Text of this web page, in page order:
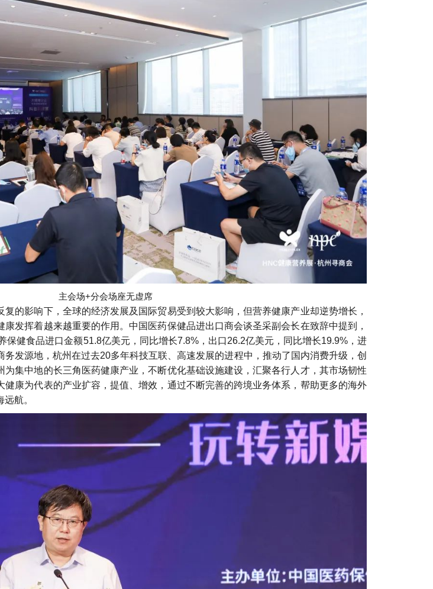
主会场+分会场座无虚席
的影响下，全球的经济发展及国际贸易受到较大影响，但营养健康产业却逆势增长，
发挥着越来越重要的作用。中国医药保健品进出口商会谈圣采副会长在致辞中提到，
保健食品进口金额51.8亿美元，同比增长7.8%，出口26.2亿美元，同比增长19.9%，进
发源地，杭州在过去20多年科技互联、高速发展的进程中，推动了国内消费升级，创
为集中地的长三角医药健康产业，不断优化基础设施建设，汇聚各行人才，其市场韧性
健康为代表的产业扩容，提值、增效，通过不断完善的跨境业务体系，帮助更多的海外
航。